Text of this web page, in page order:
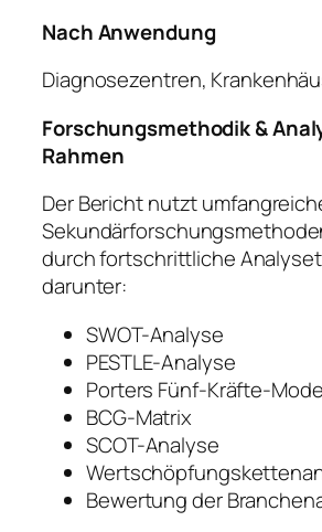
Nach Anwendung
Diagnosezentren,
Forschungsmethodik &
Rahmen
Der Bericht nutzt
durch fortschrittliche
darunter:
SWOT-Analyse
PESTLE-Analyse
Porters Fünf-Kräfte-
BCG-Matrix
SCOT-Analyse
Bewertung der